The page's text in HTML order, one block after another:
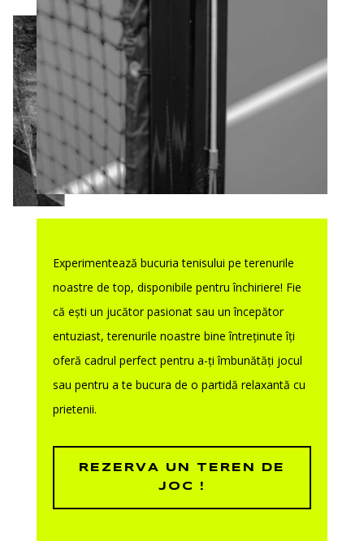
Experimentează bucuria tenisului pe terenurile
noastre de top, disponibile pentru închiriere! Fie
că ești un jucător pasionat sau un începător
entuziast, terenurile noastre bine întreținute îți
oferă cadrul perfect pentru a-ți îmbunătăți jocul
sau pentru a te bucura de o partidă relaxantă cu
prietenii.
REZERVA UN TEREN DE
JOC !